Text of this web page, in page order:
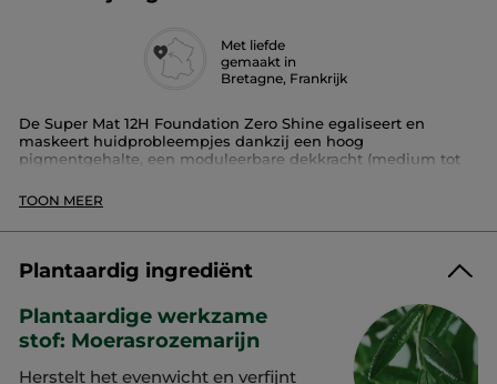
Met liefde
gemaakt in
Bretagne, Frankrijk
De Super Mat 12H Foundation Zero Shine egaliseert en
maskeert huidprobleempjes dankzij een hoog
pigmentgehalte, een moduleerbare dekkracht (medium tot
De poeder van moerasrozemarijn matteert de huid en
herstelt haar evenwicht. Zo kan de foundation het glimmen
van de huid iedere dag opnieuw verzachten. De vloeibare
aan dankzij niet minder dan 86% verzorgende bestanddelen.
- blijft 16 uur zitten*
- niet-vette crèmetextuur
- niet comedogeen, niet occlusief.
- extract van poeder van moerasrozemarijn van 100%
TOON MEER
Plantaardig ingrediënt
Plantaardige werkzame
stof: Moerasrozemarijn
Herstelt het evenwicht en verfijnt